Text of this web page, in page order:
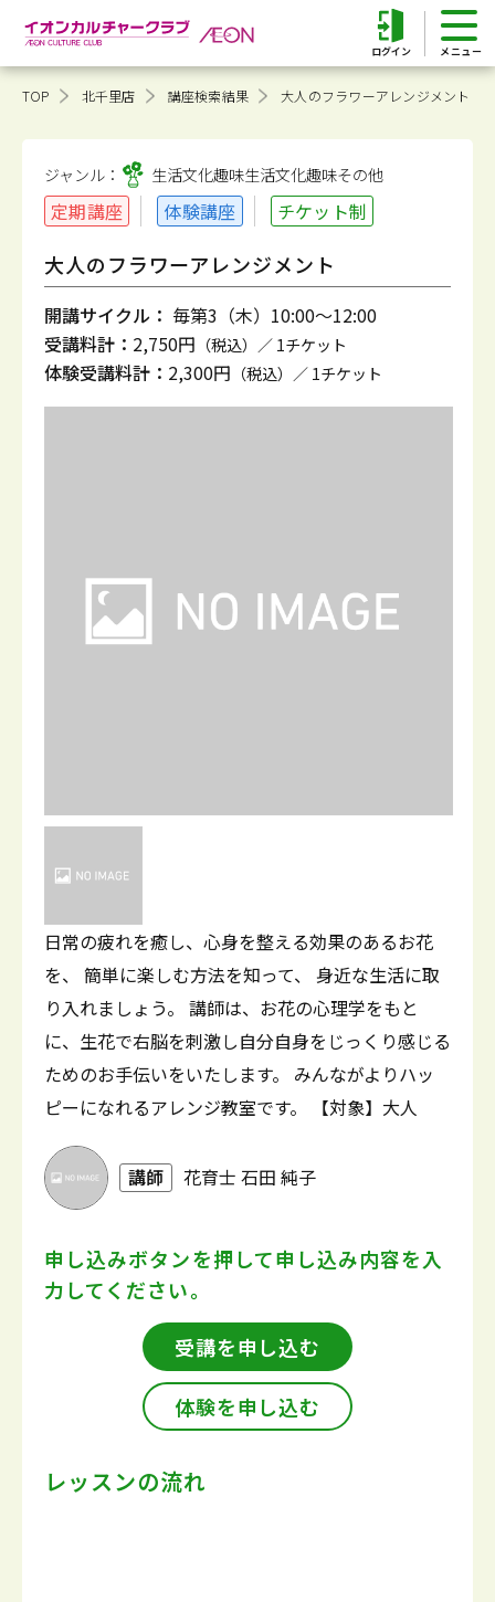
ログイン
TOP 北千里店 講座検索結果 大人のフラワーアレンジメント
ジャンル： 生活文化趣味生活文化趣味その他
定期講座 体験講座 チケット制
大人のフラワーアレンジメント
開講サイクル： 毎第3（木）10:00～12:00
受講料計： 2,750円 （税込）／ 1チケット
体験受講料計： 2,300円 （税込）／ 1チケット
日常の疲れを癒し、心身を整える効果のあるお花
を、 簡単に楽しむ方法を知って、 身近な生活に取
り入れましょう。 講師は、お花の心理学をもと
に、生花で右脳を刺激し自分自身をじっくり感じる
ためのお手伝いをいたします。 みんながよりハッ
ピーになれるアレンジ教室です。 【対象】大人
講師 花育士 石田 純子
申し込みボタンを押して申し込み内容を入
力してください。
受講を申し込む
体験を申し込む
レッスンの流れ